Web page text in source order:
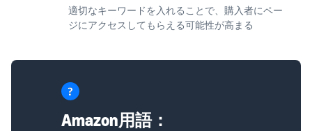
適切なキーワードを入れることで、購入者にペー
ジにアクセスしてもらえる可能性が高まる
Amazon用語：